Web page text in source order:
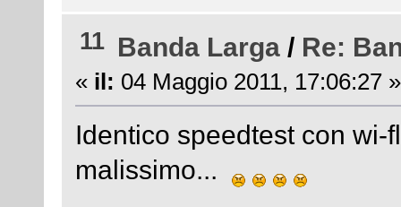
11 Banda Larga / Re:
« il: 04 Maggio 2011, 17:06:27 »
Identico speedtest con
malissimo...